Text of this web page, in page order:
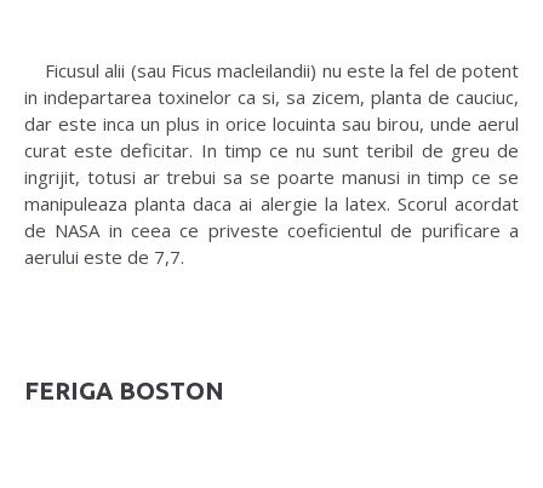
Ficusul alii (sau Ficus macleilandii) nu este la fel de potent
in indepartarea toxinelor ca si, sa zicem, planta de cauciuc,
dar este inca un plus in orice locuinta sau birou, unde aerul
curat este deficitar. In timp ce nu sunt teribil de greu de
ingrijit, totusi ar trebui sa se poarte manusi in timp ce se
manipuleaza planta daca ai alergie la latex. Scorul acordat
de NASA in ceea ce priveste coeficientul de purificare a
aerului este de 7,7.
FERIGA BOSTON